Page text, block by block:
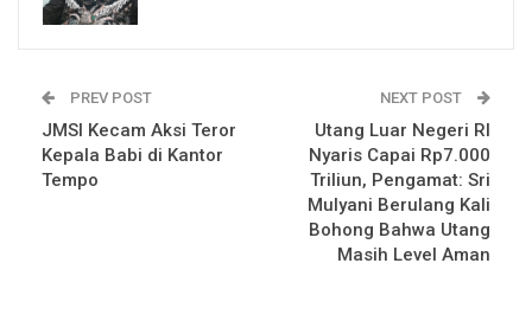
PREV POST
JMSI Kecam Aksi Teror
Kepala Babi di Kantor
Tempo
NEXT POST
Utang Luar Negeri RI
Nyaris Capai Rp7.000
Triliun, Pengamat: Sri
Mulyani Berulang Kali
Bohong Bahwa Utang
Masih Level Aman